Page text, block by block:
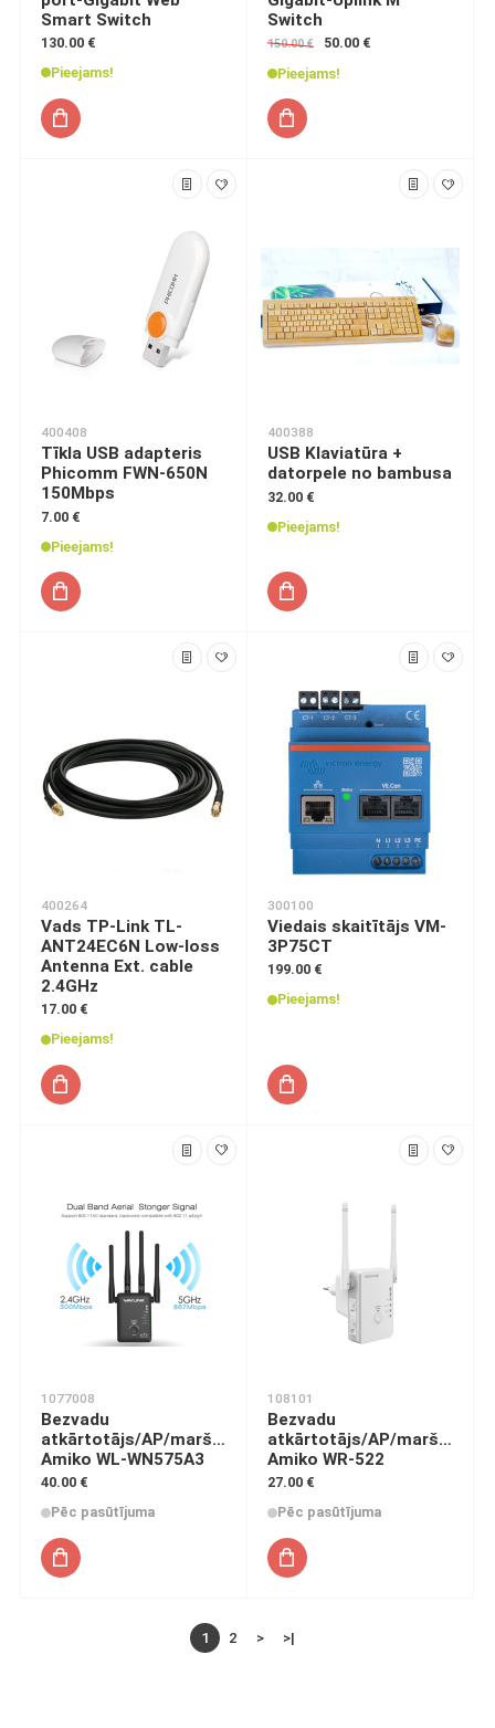
Smart Switch
130.00 €
Pieejams!
Switch
150.00 €
50.00 €
Pieejams!
400408
Tīkla USB adapteris
Phicomm FWN-650N
150Mbps
7.00 €
Pieejams!
400388
USB Klaviatūra +
datorpele no bambusa
32.00 €
Pieejams!
400264
Vads TP-Link TL-
ANT24EC6N Low-loss
Antenna Ext. cable
2.4GHz
17.00 €
Pieejams!
300100
Viedais skaitītājs VM-
3P75CT
199.00 €
Pieejams!
1077008
Bezvadu
atkārtotājs/AP/maršrutētājs
Amiko WL-WN575A3
40.00 €
Pēc pasūtījuma
108101
Bezvadu
atkārtotājs/AP/
Amiko WR-522
27.00 €
Pēc pasūtījuma
1 2 > >|